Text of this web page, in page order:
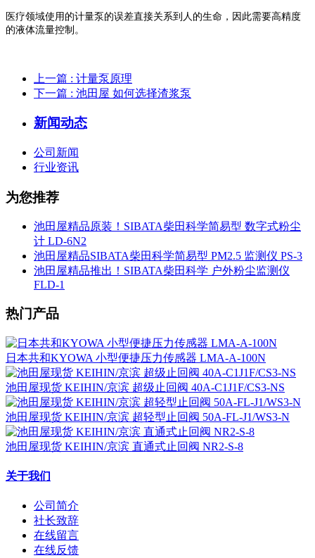
医疗领域使用的计量泵的误差直接关系到人的生命，因此需要高精度
的液体流量控制。
上一篇 : 计量泵原理
下一篇 : 池田屋 如何选择渣浆泵
新闻动态
公司新闻
行业资讯
为您推荐
池田屋精品原装！SIBATA柴田科学简易型 数字式粉尘
计 LD-6N2
池田屋精品SIBATA柴田科学简易型 PM2.5 监测仪 PS-3
池田屋精品推出！SIBATA柴田科学 户外粉尘监测仪
FLD-1
热门产品
日本共和KYOWA 小型便捷压力传感器 LMA-A-100N
池田屋现货 KEIHIN/京滨 超级止回阀 40A-C1J1F/CS3-NS
池田屋现货 KEIHIN/京滨 超轻型止回阀 50A-FL-J1/WS3-N
池田屋现货 KEIHIN/京滨 直通式止回阀 NR2-S-8
关于我们
公司简介
社长致辞
在线留言
在线反馈